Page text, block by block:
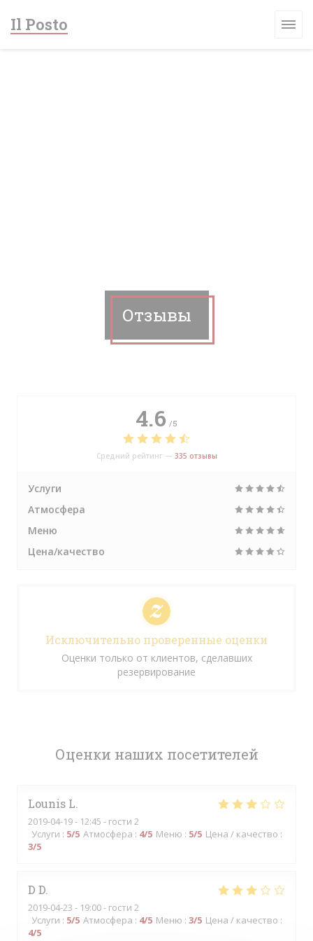
Il Posto
Отзывы
Оценки наших посетителей
Lounis L
2019-04-19- 12:45 - гости 2
Услуги : 5/5 Атмосфера : 4/5 Меню : 5/5 Цена / качество :
3/5
D D
2019-04-23 - 19:00 - гости 2
Услуги : 5/5 Атмосфера : 4/5 Меню : 3/5 Цена / качество :
4/5
4.6 /5
Средний рейтинг — 335 отзывы
Услуги
Атмосфера
Меню
Цена/качество
Исключительно проверенные оценки
Оценки только от клиентов, сделавших
резервирование